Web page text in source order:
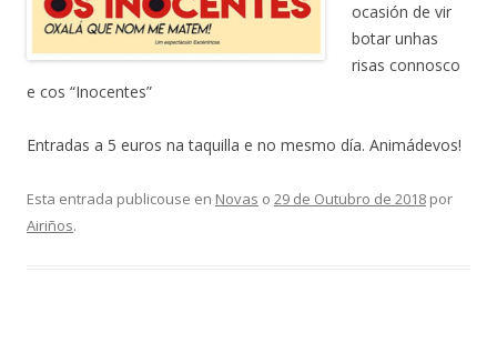
ocasión de vir
botar unhas
risas connosco
e cos “Inocentes”
Entradas a 5 euros na taquilla e no mesmo día. Animádevos!
Esta entrada publicouse en Novas o 29 de Outubro de 2018 por
Airiños.